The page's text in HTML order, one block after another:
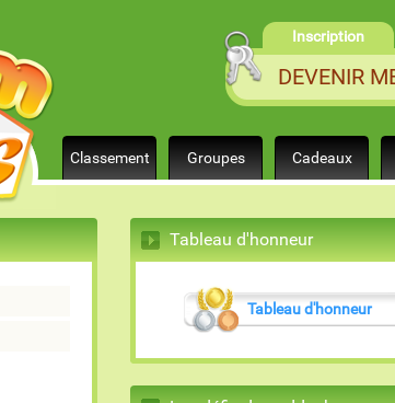
Inscription
DEVENIR
Classement Groupes Cadeaux
Tableau d'honneur
Tableau d'honneur